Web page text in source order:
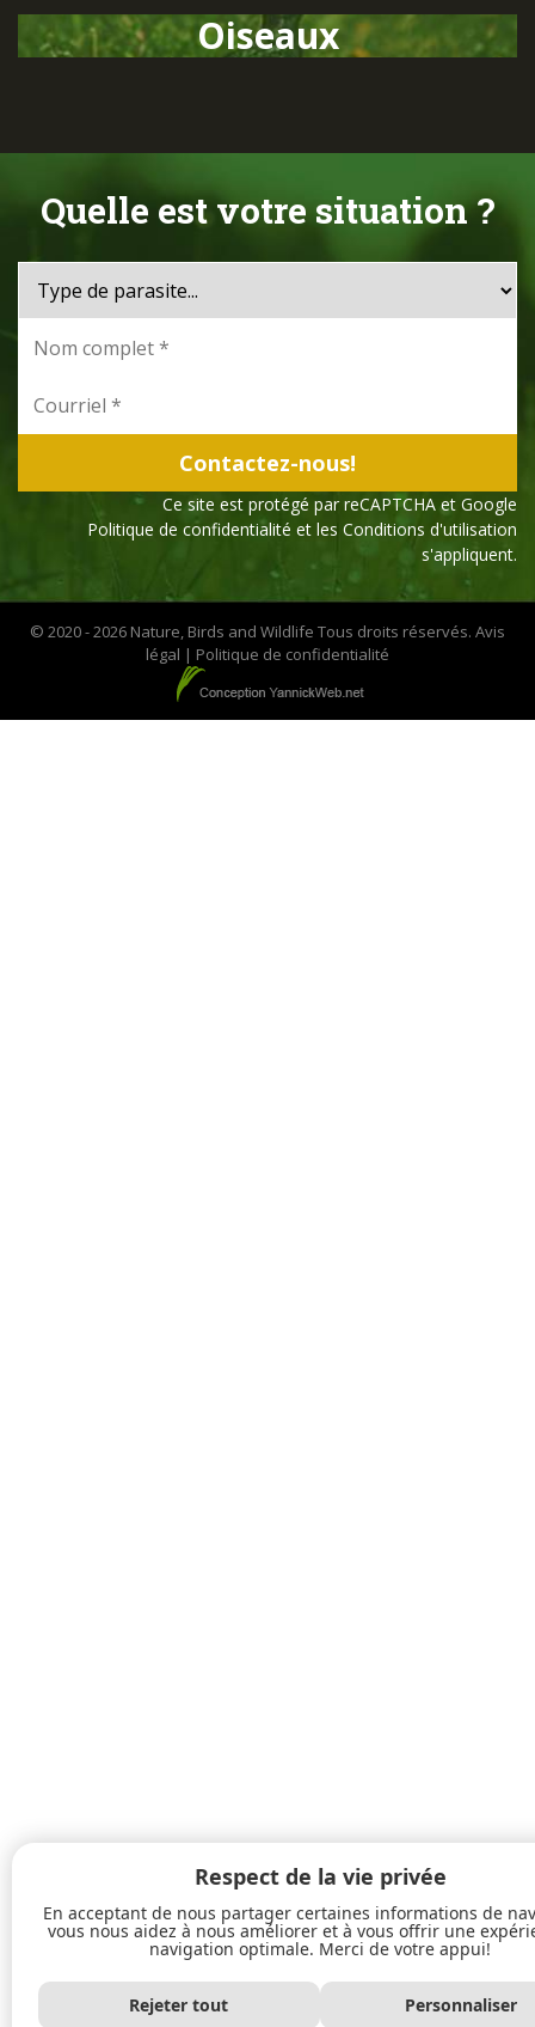
Oiseaux
Quelle est votre situation ?
Ce site est protégé par reCAPTCHA et Google
Politique de confidentialité et les Conditions d'utilisation
s'appliquent.
© 2020 - 2026 Nature, Birds and Wildlife Tous droits réservés. Avis
légal | Politique de confidentialité
Respect de la vie privée
En acceptant de nous partager certaines informations de
vous nous aidez à nous améliorer et à vous offrir une
navigation optimale. Merci de votre appui!
Rejeter tout Personnaliser